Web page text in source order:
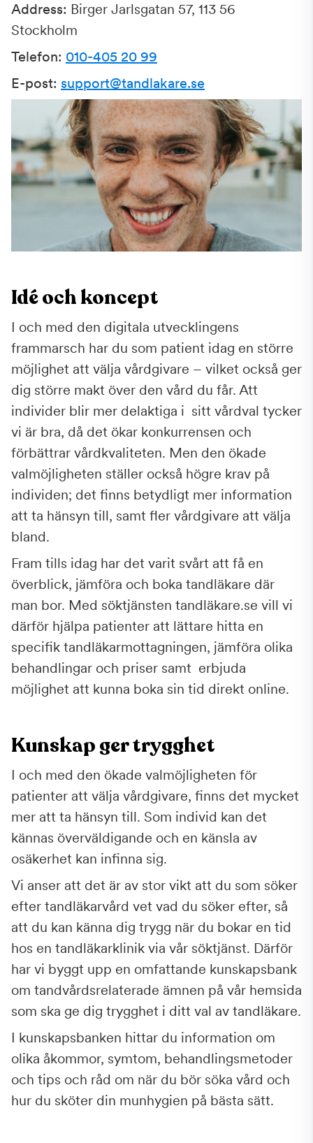
Address: Birger Jarlsgatan 57, 113 56
Stockholm
Telefon: 010-405 20 99
E-post: support@tandlakare.se
Idé och koncept
I och med den digitala utvecklingens
frammarsch har du som patient idag en större
möjlighet att välja vårdgivare – vilket också ger
dig större makt över den vård du får. Att
individer blir mer delaktiga i sitt vårdval tycker
vi är bra, då det ökar konkurrensen och
förbättrar vårdkvaliteten. Men den ökade
valmöjligheten ställer också högre krav på
individen; det finns betydligt mer information
att ta hänsyn till, samt fler vårdgivare att välja
bland.
Fram tills idag har det varit svårt att få en
överblick, jämföra och boka tandläkare där
man bor. Med söktjänsten tandläkare.se vill vi
därför hjälpa patienter att lättare hitta en
specifik tandläkarmottagningen, jämföra olika
behandlingar och priser samt erbjuda
möjlighet att kunna boka sin tid direkt online.
Kunskap ger trygghet
I och med den ökade valmöjligheten för
patienter att välja vårdgivare, finns det mycket
mer att ta hänsyn till. Som individ kan det
kännas överväldigande och en känsla av
osäkerhet kan infinna sig.
Vi anser att det är av stor vikt att du som söker
efter tandläkarvård vet vad du söker efter, så
att du kan känna dig trygg när du bokar en tid
hos en tandläkarklinik via vår söktjänst. Därför
har vi byggt upp en omfattande kunskapsbank
om tandvårdsrelaterade ämnen på vår hemsida
som ska ge dig trygghet i ditt val av tandläkare.
I kunskapsbanken hittar du information om
olika åkommor, symtom, behandlingsmetoder
och tips och råd om när du bör söka vård och
hur du sköter din munhygien på bästa sätt.